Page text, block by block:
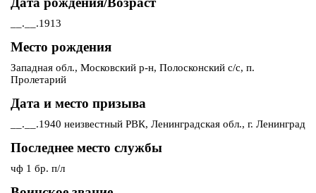
__.__.1913
Место рождения
Западная обл., Московский р-н, Полосконский с/с, п.
Пролетарий
Дата и место призыва
__.__.1940 неизвестный РВК, Ленинградская обл., г. Ленинград
Последнее место службы
чф 1 бр. п/л